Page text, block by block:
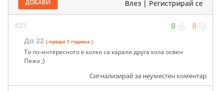
ДОБАВИ Влез | Регистрирай се
#23 0 0
До 22 ( преди 1 година )
То по-интересното е колко са карали друга кола освен
Пежо ;)
Сигнализирай за неуместен коментар